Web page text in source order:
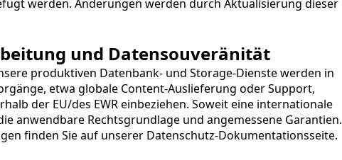
werden. Änderungen werden durch Aktualisierung dieser
und Datensouveränität
produktiven Datenbank- und Storage-Dienste werden in
etwa globale Content-Auslieferung oder Support,
der EU/des EWR einbeziehen. Soweit eine internationale
anwendbare Rechtsgrundlage und angemessene Garantien.
finden Sie auf unserer Datenschutz-Dokumentationsseite.